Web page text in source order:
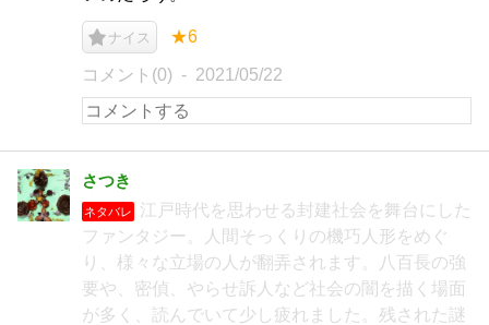
ナイス ★6
コメント(0) 2021/05/22
さつき
ネタバレ
江戸時代を思わせる封建社会を舞台にした
ファンタジー。人間そっくりの機巧人形をめぐ
り、様々な立場の人が翻弄されます。八百長の強
要や、密偵、やらせ訴人など社会の闇を描く場面
が多く、読んでいて少し疲れました。残された謎